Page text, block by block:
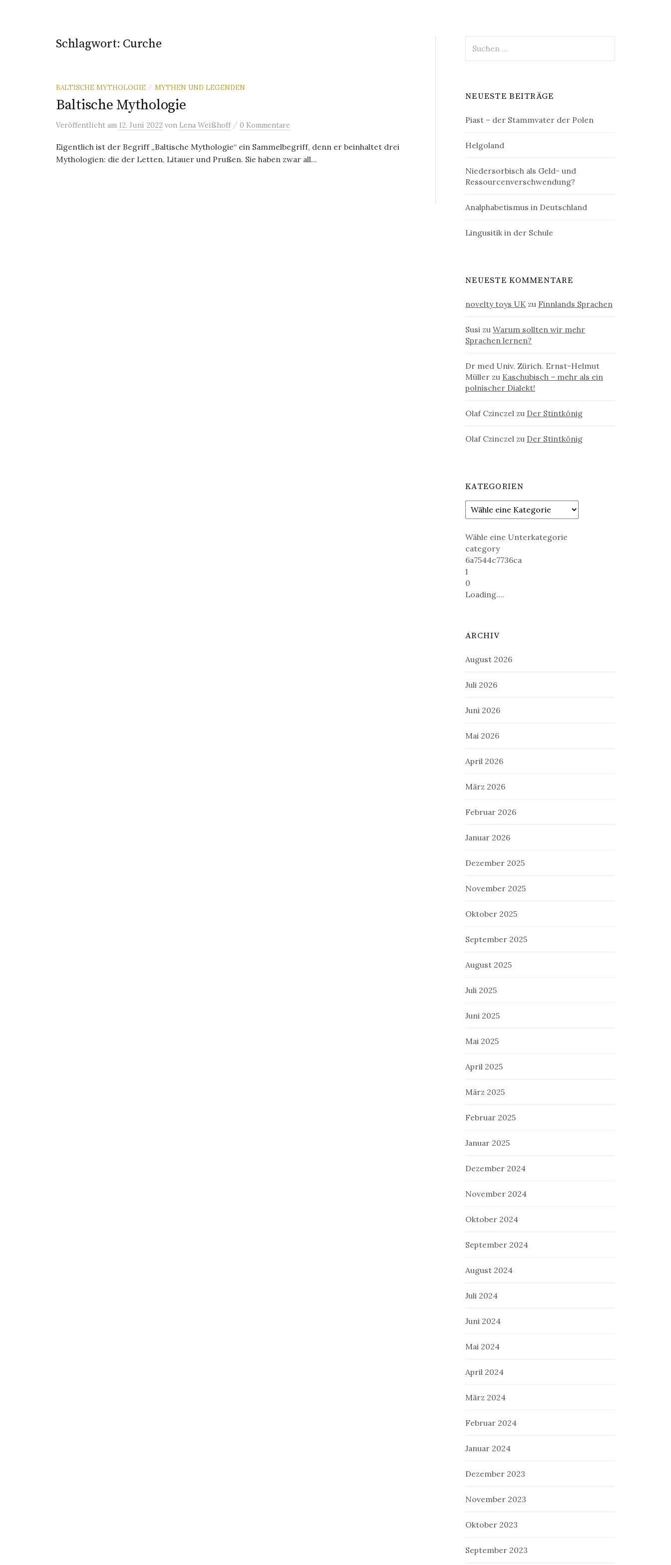
Schlagwort: Curche
BALTISCHE MYTHOLOGIE / MYTHEN UND LEGENDEN
Baltische Mythologie
Veröffentlicht am 12. Juni 2022 von Lena Weißhoff / 0 Kommentare
Eigentlich ist der Begriff „Baltische Mythologie“ ein Sammelbegriff, denn er beinhaltet drei
Mythologien: die der Letten, Litauer und Prußen. Sie haben zwar all...
nach:
NEUESTE BEITRÄGE
Piast – der Stammvater der Polen
Helgoland
Niedersorbisch als Geld- und
Ressourcenverschwendung?
Analphabetismus in Deutschland
Lingusitik in der Schule
NEUESTE KOMMENTARE
novelty toys UK zu Finnlands Sprachen
Susi zuWarum sollten wir mehr
Sprachen lernen?
Dr med Univ. Zürich. Ernst-Helmut
Müller zu Kaschubisch – mehr als ein
polnischer Dialekt!
Olaf Czinczel zu Der Stintkönig
Olaf Czinczel zu Der Stintkönig
KATEGORIEN
Wähle eine Unterkategorie
category
6a7544c7736ca
1
0
Loading....
ARCHIV
August 2026
Juli 2026
Juni 2026
Mai 2026
April 2026
März 2026
Februar 2026
Januar 2026
Dezember 2025
November 2025
Oktober 2025
September 2025
August 2025
Juli 2025
Juni 2025
Mai 2025
April 2025
März 2025
Februar 2025
Januar 2025
Dezember 2024
November 2024
Oktober 2024
September 2024
August 2024
Juli 2024
Juni 2024
Mai 2024
April 2024
März 2024
Februar 2024
Januar 2024
Dezember 2023
November 2023
Oktober 2023
September 2023